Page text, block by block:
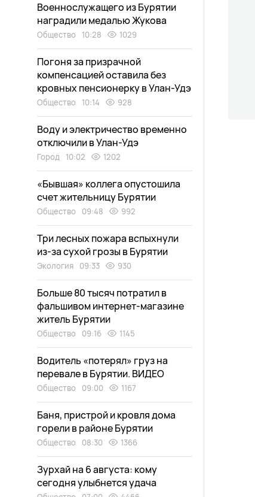
Военнослужащего из Бурятии
наградили медалью Жукова
Общество 10:28 1029
Погоня за призрачной
компенсацией оставила без
кровных пенсионерку в Улан-Удэ
Общество 10:14 928
Воду и электричество временно
отключили в Улан-Удэ
Город 10:02 1202
«Бывшая» коллега опустошила
счет жительницу Бурятии
Общество 09:48 992
Три лесных пожара вспыхнули
из-за сухой грозы в Бурятии
Экология 09:33 930
Больше 80 тысяч потратил в
фальшивом интернет-магазине
житель Бурятии
Общество 09:16 1145
Водитель «потерял» груз на
перевале в Бурятии. ВИДЕО
Общество 09:00 1167
Баня, пристрой и кровля дома
горели в районе Бурятии
Общество 08:30 1366
Зурхай на 6 августа: кому
сегодня улыбнется удача